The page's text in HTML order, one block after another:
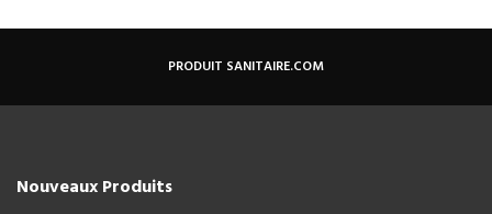
PRODUIT SANITAIRE.COM
Nouveaux Produits